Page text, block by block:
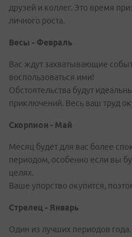
друзей и коллег. Это время
личного роста.
Весы - Февраль
Вас ждут захватывающие
воспользоваться ими!
Обстоятельства будут
приключений. Весь ваш труд
Скорпион - Май
Месяц будет для вас более
периодом, особенно если вы
целях.
Ваше упорство окупится,
Стрелец - Январь
Один из лучших периодов